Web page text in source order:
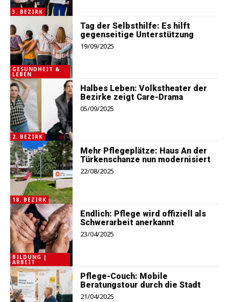
3. BEZIRK
GESUNDHEIT &
LEBEN
Tag der Selbsthilfe: Es hilft
gegenseitige Unterstützung
19/09/2025
2. BEZIRK
Halbes Leben: Volks­theater der
Bezirke zeigt Care-Drama
05/09/2025
18. BEZIRK
Mehr Pflegeplätze: Haus An der
Türkenschanze nun modernisiert
22/08/2025
BILDUNG |
ARBEIT
Endlich: Pflege wird offiziell als
Schwerarbeit anerkannt
23/04/2025
Pflege-Couch: Mobile
Beratungstour durch die Stadt
21/04/2025